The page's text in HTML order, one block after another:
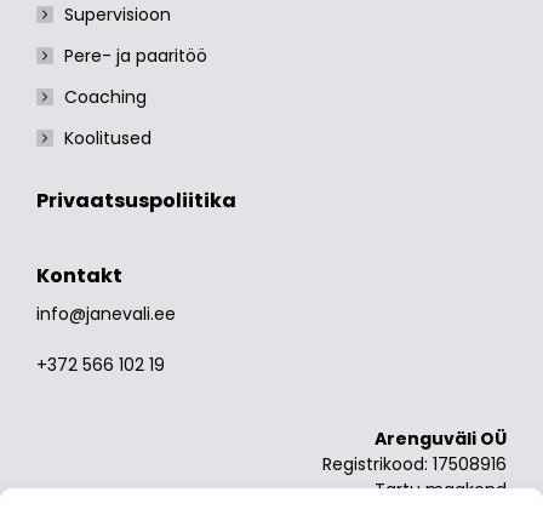
Supervisioon
Pere- ja paaritöö
Coaching
Koolitused
Privaatsuspoliitika
Kontakt
info@janevali.ee
+372 566 102 19
Arenguväli OÜ
Registrikood: 17508916
Tartu maakond